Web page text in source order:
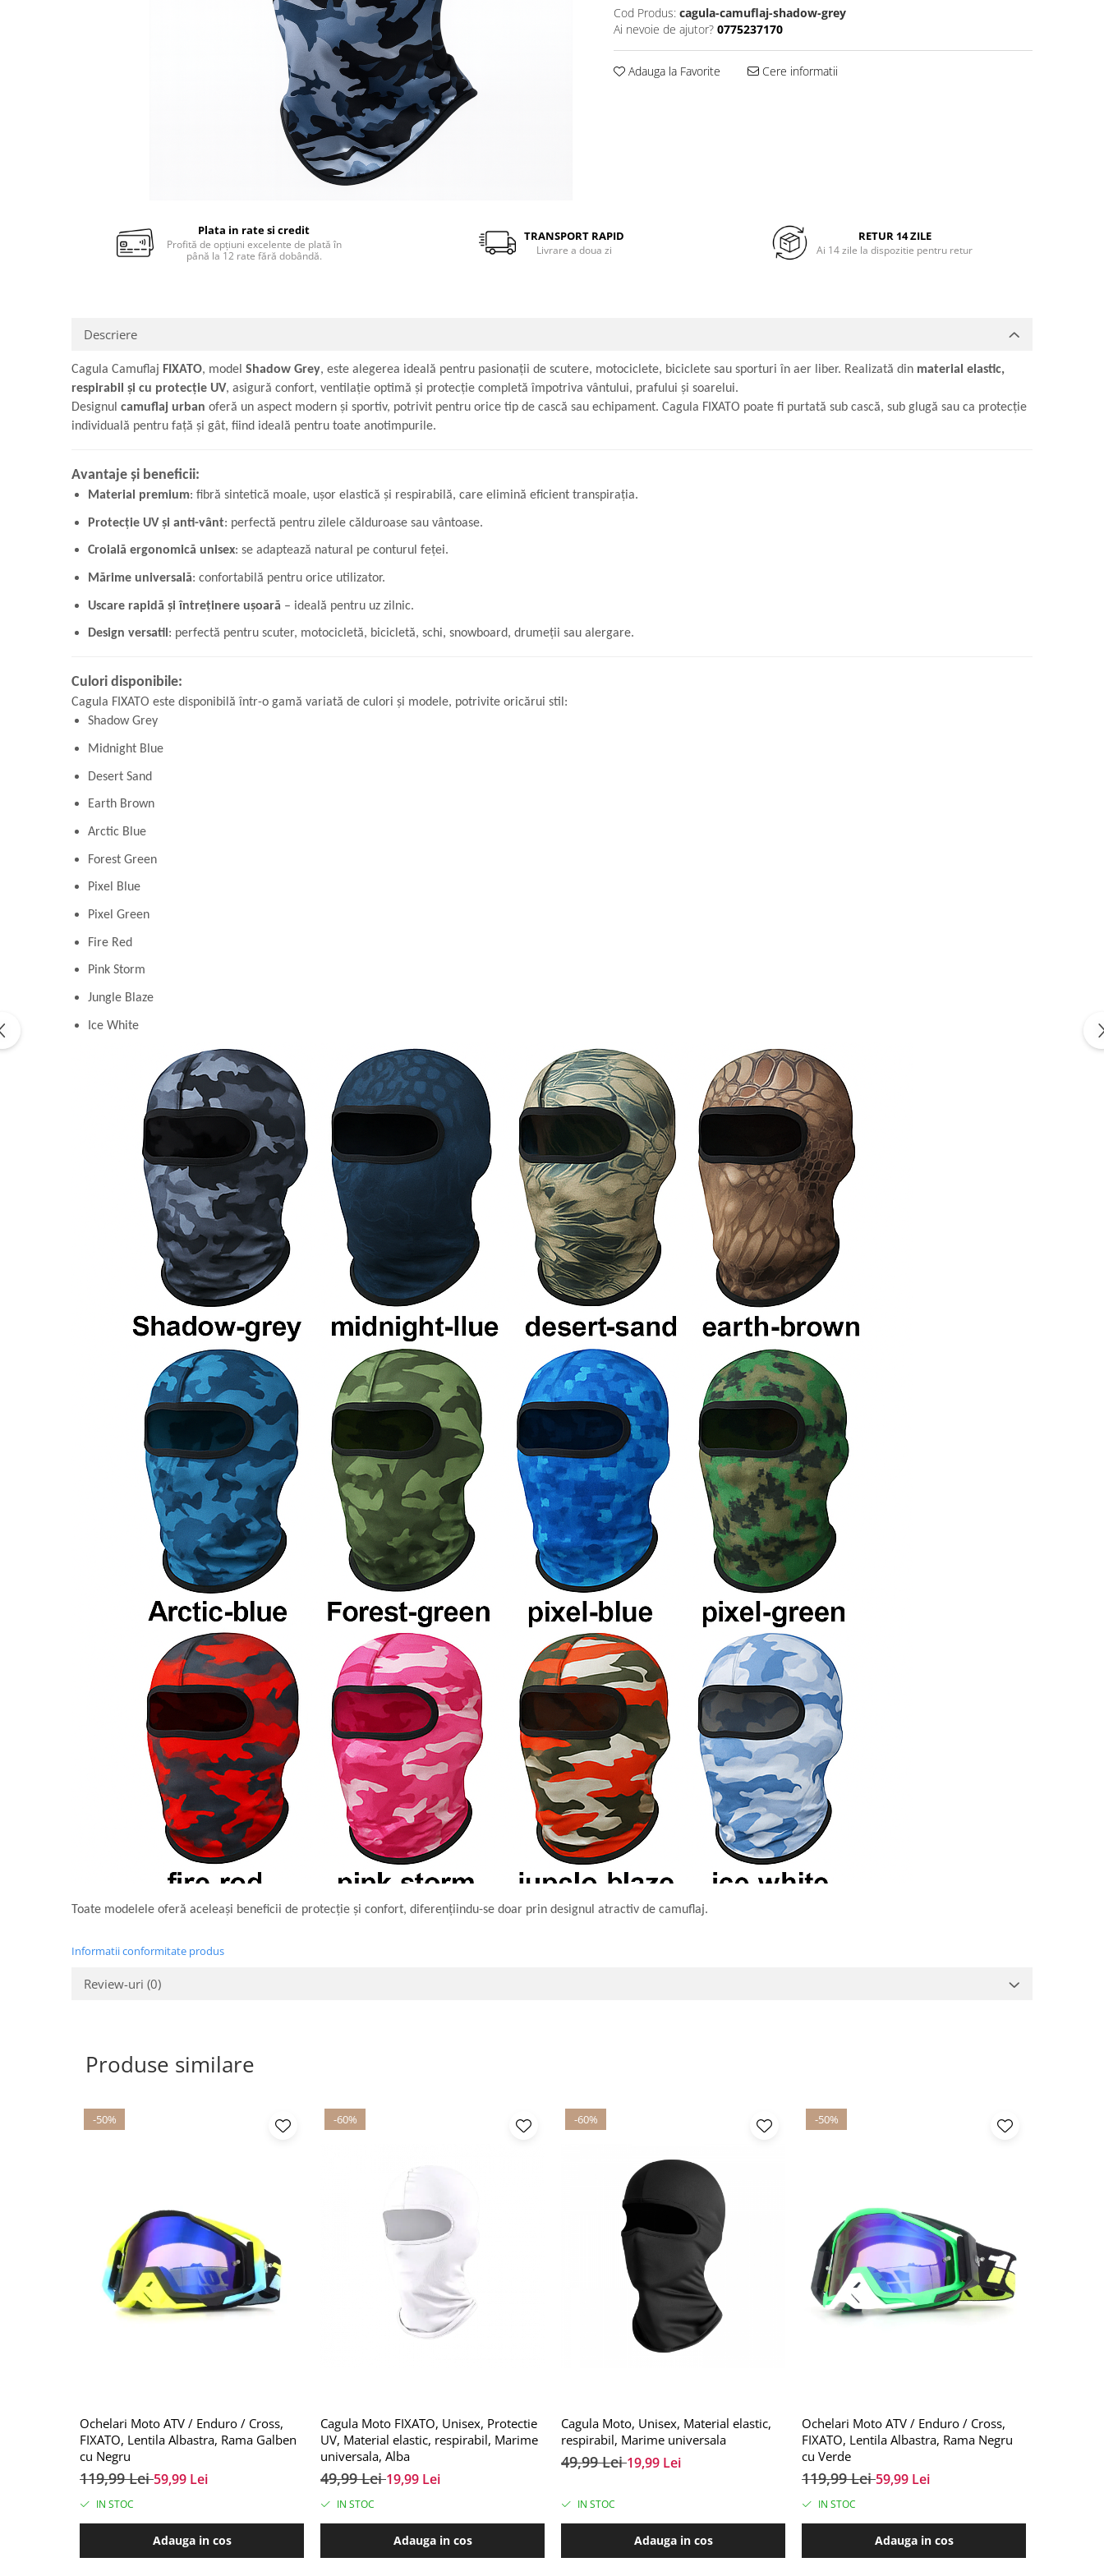
Cod Produs: cagula-camuflaj-shadow-grey
Ai nevoie de ajutor? 0775237170
Adauga la Favorite Cere informatii
Plata in rate si credit
Profită de opțiuni excelente de plată în
până la 12 rate fără dobândă.
TRANSPORT RAPID
Livrare a doua zi
RETUR 14 ZILE
Ai 14 zile la dispozitie pentru retur
Descriere
Cagula Camuflaj FIXATO, model Shadow Grey, este alegerea ideală pentru pasionații de scutere, motociclete, biciclete sau sporturi în aer liber. Realizată din material elastic,
respirabil și cu protecție UV, asigură confort, ventilație optimă și protecție completă împotriva vântului, prafului și soarelui.
Designul camuflaj urban oferă un aspect modern și sportiv, potrivit pentru orice tip de cască sau echipament. Cagula FIXATO poate fi purtată sub cască, sub glugă sau ca protecție
individuală pentru față și gât, fiind ideală pentru toate anotimpurile.
Avantaje și beneficii:
Material premium: fibră sintetică moale, ușor elastică și respirabilă, care elimină eficient transpirația.
Protecție UV și anti-vânt: perfectă pentru zilele călduroase sau vântoase.
Croială ergonomică unisex: se adaptează natural pe conturul feței.
Mărime universală: confortabilă pentru orice utilizator.
Uscare rapidă și întreținere ușoară – ideală pentru uz zilnic.
Design versatil: perfectă pentru scuter, motocicletă, bicicletă, schi, snowboard, drumeții sau alergare.
Culori disponibile:
Cagula FIXATO este disponibilă într-o gamă variată de culori și modele, potrivite oricărui stil:
Shadow Grey
Midnight Blue
Desert Sand
Earth Brown
Arctic Blue
Forest Green
Pixel Blue
Pixel Green
Fire Red
Pink Storm
Jungle Blaze
Ice White
Toate modelele oferă aceleași beneficii de protecție și confort, diferențiindu-se doar prin designul atractiv de camuflaj.
Informatii conformitate produs
Review-uri (0)
Produse similare
-50%
Ochelari Moto ATV / Enduro / Cross,
FIXATO, Lentila Albastra, Rama Galben
cu Negru
119,99 Lei59,99 Lei
IN STOC
Adauga in cos
-60%
Cagula Moto FIXATO, Unisex, Protectie
UV, Material elastic, respirabil, Marime
universala, Alba
49,99 Lei19,99 Lei
IN STOC
Adauga in cos
-60%
Cagula Moto, Unisex, Material elastic,
respirabil, Marime universala
49,99 Lei19,99 Lei
IN STOC
Adauga in cos
-50%
Ochelari Moto ATV / Enduro / Cross,
FIXATO, Lentila Albastra, Rama Negru
cu Verde
119,99 Lei59,99 Lei
IN STOC
Adauga in cos